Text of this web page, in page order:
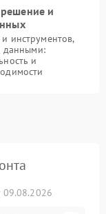
и
инструментов,
данными:
и
09.08.2026